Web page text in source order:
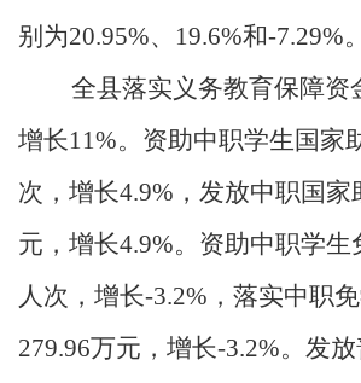
别为20.95%、 19.6%和-7.29%。
全县落实义务教育保障资
增长11%。资助中职学生国家
次，增长4.9% ，发放中职国家
元，增长4.9%。资助中职学生
人次，增长-3.2% ，落实中职
279.96万元，增长-3.2%。发